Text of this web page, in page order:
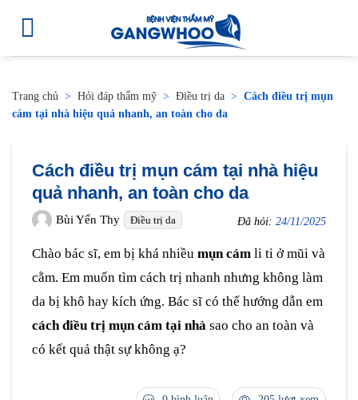
Trang chủ > Hỏi đáp thẩm mỹ > Điều trị da > Cách điều trị mụn
cám tại nhà hiệu quả nhanh, an toàn cho da
Cách điều trị mụn cám tại nhà hiệu
quả nhanh, an toàn cho da
Bùi Yến Thy Điều trị da Đã hỏi: 24/11/2025
Chào bác sĩ, em bị khá nhiều mụn cám li ti ở mũi và
cằm. Em muốn tìm cách trị nhanh nhưng không làm
da bị khô hay kích ứng. Bác sĩ có thể hướng dẫn em
cách điều trị mụn cám tại nhà sao cho an toàn và
có kết quả thật sự không ạ?